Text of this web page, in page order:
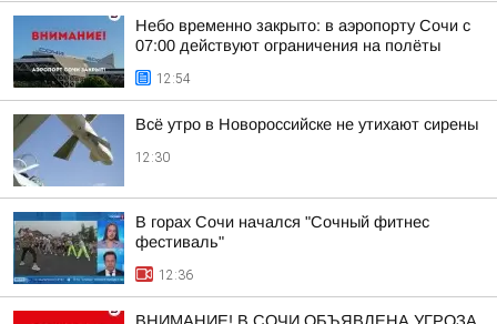
Небо временно закрыто: в аэропорту Сочи с
07:00 действуют ограничения на полёты
12:54
Всё утро в Новороссийске не утихают сирены
12:30
В горах Сочи начался "Сочный фитнес
фестиваль"
12:36